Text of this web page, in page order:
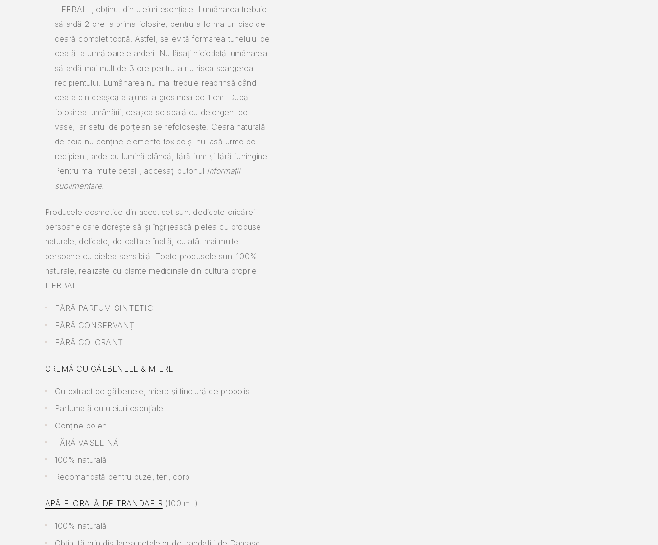
HERBALL, obținut din uleiuri esențiale.
Lumânarea trebuie
să ardă 2 ore la prima folosire, pentru a forma un disc de
ceară complet topită. Astfel, se evită formarea tunelului de
ceară la următoarele arderi. Nu lăsați niciodată lumânarea
să ardă mai mult de 3 ore pentru a nu risca spargerea
recipientului. Lumânarea nu mai trebuie reaprinsă când
ceara din ceașcă a ajuns la grosimea de 1 cm. După
folosirea lumânării, ceașca se spală cu detergent de
vase, iar setul de porțelan se refolosește. Ceara naturală
de soia nu conține elemente toxice și nu lasă urme pe
recipient, arde cu lumină blândă, fără fum și fără funingine.
Pentru mai multe detalii, accesați butonul Informații
suplimentare.
Produsele cosmetice din acest set sunt dedicate oricărei
persoane care dorește să-și îngrijească pielea cu produse
naturale, delicate, de calitate înaltă, cu atât mai multe
persoane cu pielea sensibilă. Toate produsele sunt 100%
naturale, realizate cu plante medicinale din cultura proprie
HERBALL.
FĂRĂ PARFUM SINTETIC
FĂRĂ CONSERVANȚI
FĂRĂ COLORANȚI
CREMĂ CU GĂLBENELE & MIERE
Cu extract de gălbenele, miere și tinctură de propolis
Parfumată cu uleiuri esențiale
Conține polen
FĂRĂ VASELINĂ
100% naturală
Recomandată pentru buze, ten, corp
APĂ FLORALĂ DE TRANDAFIR (100 mL)
100% naturală
Obținută prin distilarea petalelor de trandafiri de Damasc